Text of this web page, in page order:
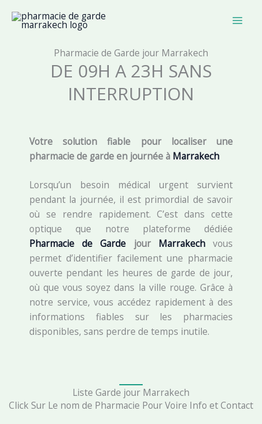
Pharmacie de Garde jour Marrakech
DE 09H A 23H SANS
INTERRUPTION
Votre solution fiable pour localiser une
pharmacie de garde en journée à Marrakech
Lorsqu’un besoin médical urgent survient
pendant la journée, il est primordial de savoir
où se rendre rapidement. C’est dans cette
optique que notre plateforme dédiée
Pharmacie de Garde jour Marrakechvous
permet d’identifier facilement une pharmacie
ouverte pendant les heures de garde de jour,
où que vous soyez dans la ville rouge. Grâce à
notre service, vous accédez rapidement à des
informations fiables sur les pharmacies
disponibles, sans perdre de temps inutile.
Liste Garde jour Marrakech
Click Sur Le nom de Pharmacie Pour Voire Info et Contact